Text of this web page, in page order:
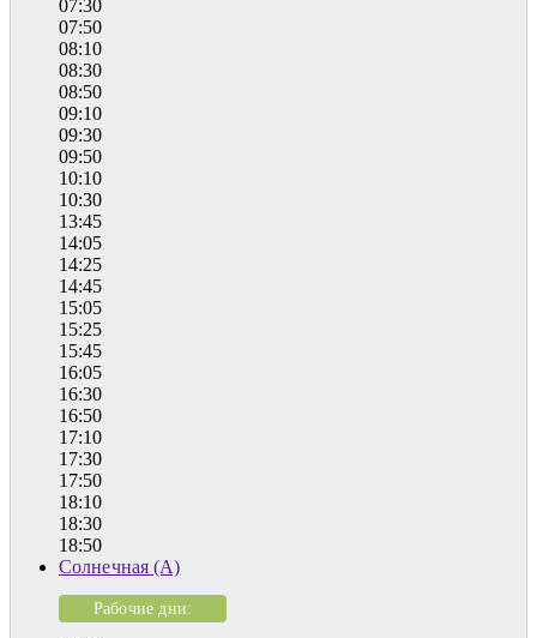
07:30
07:50
08:10
08:30
08:50
09:10
09:30
09:50
10:10
10:30
13:45
14:05
14:25
14:45
15:05
15:25
15:45
16:05
16:30
16:50
17:10
17:30
17:50
18:10
18:30
18:50
Солнечная (А)
Рабочие дни: